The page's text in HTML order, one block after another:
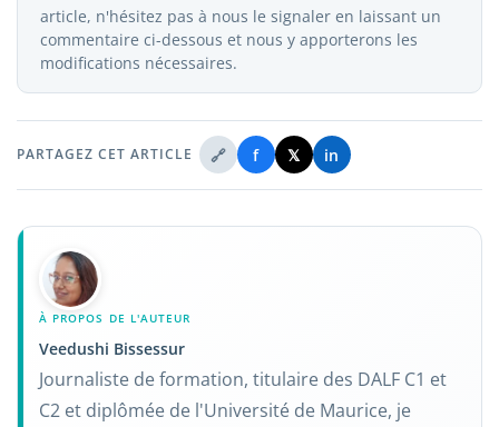
article, n'hésitez pas à nous le signaler en laissant un
commentaire ci-dessous et nous y apporterons les
modifications nécessaires.
PARTAGEZ CET ARTICLE 🔗 f 𝕏 in
À PROPOS DE L'AUTEUR
Veedushi Bissessur
Journaliste de formation, titulaire des DALF C1 et
C2 et diplômée de l'Université de Maurice, je